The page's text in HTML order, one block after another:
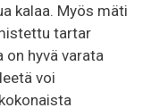
kalaa. Myös mäti
tartar
on hyvä varata
voi